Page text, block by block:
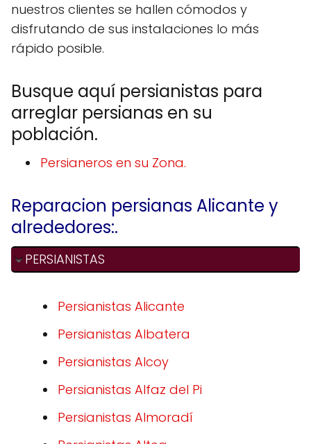
nuestros clientes se hallen cómodos y
disfrutando de sus instalaciones lo más
rápido posible.
Busque aquí persianistas para
arreglar persianas en su
población.
Persianeros en su Zona.
Reparacion persianas Alicante y
alrededores:.
PERSIANISTAS
Persianistas Alicante
Persianistas Albatera
Persianistas Alcoy
Persianistas Alfaz del Pi
Persianistas Almoradí